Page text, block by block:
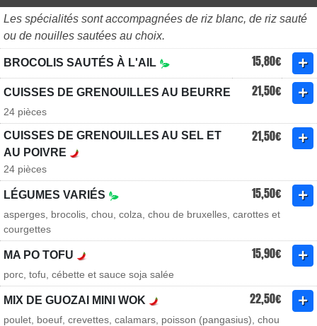
Les spécialités sont accompagnées de riz blanc, de riz sauté
ou de nouilles sautées au choix.
BROCOLIS SAUTÉS À L'AIL 15,80€
CUISSES DE GRENOUILLES AU BEURRE 21,50€
24 pièces
CUISSES DE GRENOUILLES AU SEL ET
AU POIVRE
21,50€
24 pièces
LÉGUMES VARIÉS 15,50€
asperges, brocolis, chou, colza, chou de bruxelles, carottes et
courgettes
MA PO TOFU 15,90€
porc, tofu, cébette et sauce soja salée
MIX DE GUOZAI MINI WOK 22,50€
poulet, boeuf, crevettes, calamars, poisson (pangasius), chou